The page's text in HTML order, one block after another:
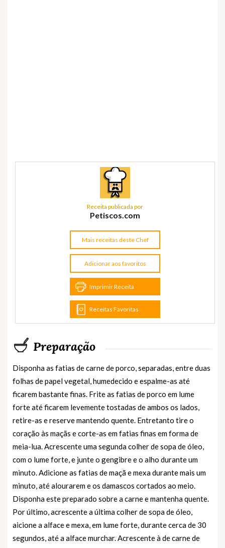
Receita publicada por
Petiscos.com
Mais receitas deste Chef
Adicionar aos favoritos
Imprimir Receita
Receitas Favoritas
Preparação
Disponha as fatias de carne de porco, separadas, entre duas
folhas de papel vegetal, humedecido e espalme-as até
ficarem bastante finas. Frite as fatias de porco em lume
forte até ficarem levemente tostadas de ambos os lados,
retire-as e reserve mantendo quente. Entretanto tire o
coração às maçãs e corte-as em fatias finas em forma de
meia-lua. Acrescente uma segunda colher de sopa de óleo,
com o lume forte, e junte o gengibre e o alho durante um
minuto. Adicione as fatias de maçã e mexa durante mais um
minuto, até alourarem e os damascos cortados ao meio.
Disponha este preparado sobre a carne e mantenha quente.
Por último, acrescente a última colher de sopa de óleo,
aicione a alface e mexa, em lume forte, durante cerca de 30
segundos, até a alface murchar. Acrescente à de carne de